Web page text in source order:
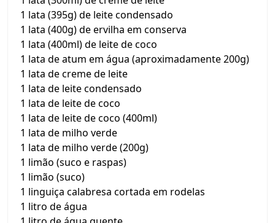
1 lata (395g) de leite condensado
1 lata (400g) de ervilha em conserva
1 lata (400ml) de leite de coco
1 lata de atum em água (aproximadamente 200g)
1 lata de creme de leite
1 lata de leite condensado
1 lata de leite de coco
1 lata de leite de coco (400ml)
1 lata de milho verde
1 lata de milho verde (200g)
1 limão (suco e raspas)
1 limão (suco)
1 linguiça calabresa cortada em rodelas
1 litro de água